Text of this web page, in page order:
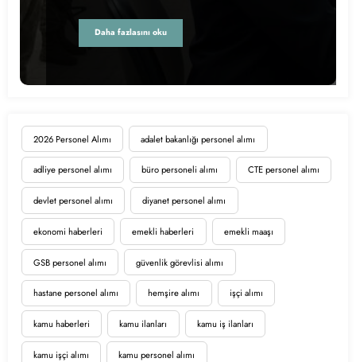
2026 Personel Alımı adalet bakanlığı personel alımı
adliye personel alımı büro personeli alımı CTE personel alımı
devlet personel alımı diyanet personel alımı
ekonomi haberleri emekli haberleri emekli maaşı
GSB personel alımı güvenlik görevlisi alımı
hastane personel alımı hemşire alımı işçi alımı
kamu haberleri kamu ilanları kamu iş ilanları
kamu işçi alımı kamu personel alımı
Daha fazlasını oku